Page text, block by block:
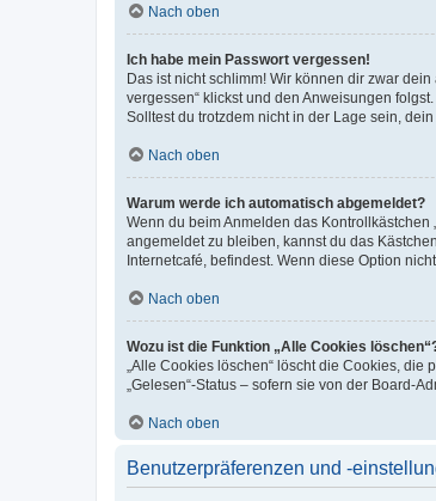
Nach oben
Ich habe mein Passwort vergessen!
Das ist nicht schlimm! Wir können dir zwar
vergessen“ klickst und den Anweisungen
Solltest du trotzdem nicht in der Lage sein,
Nach oben
Warum werde ich automatisch abgemeldet?
Wenn du beim Anmelden das
angemeldet zu bleiben, kannst du das
Internetcafé, befindest. Wenn diese Option
Nach oben
Wozu ist die Funktion „Alle Cookies
„Alle Cookies löschen“ löscht die Cookies,
„Gelesen“-Status – sofern sie von der Board-
Nach oben
Benutzerpräferenzen und -